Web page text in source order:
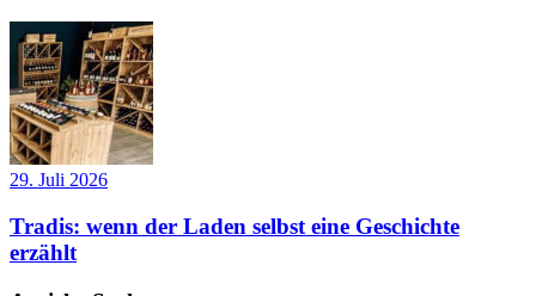
29. Juli 2026
Tradis: wenn der Laden selbst eine Geschichte
erzählt